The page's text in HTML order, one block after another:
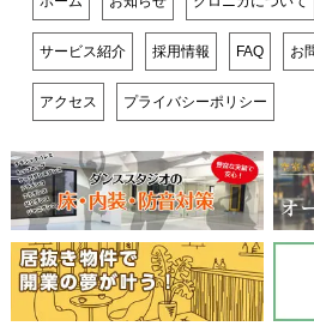
サービス紹介 採用情報 FAQ お
アクセス プライバシーポリシー